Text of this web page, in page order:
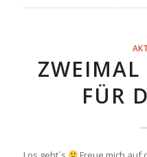
ZWEIMAL
FÜR